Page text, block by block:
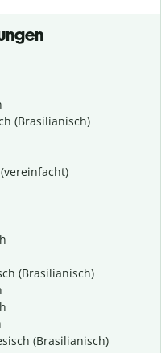
(Brasilianisch)
(Brasilianisch)
(Brasilianisch)